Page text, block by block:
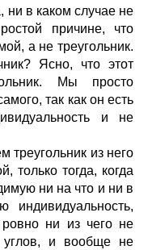
ни в каком случае не
причине, что
а не треугольник.
Ясно, что этот
Мы просто
так как он есть
и не
треугольник из него
только тогда, когда
ни на что и ни в
ровно ни из чего не
углов, и вообще не